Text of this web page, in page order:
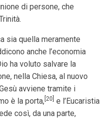
di persone, che
sia quella meramente
anche l’economia
ha voluto salvare la
nella Chiesa, al nuovo
avviene tramite i
è la porta, [20] e l’Eucaristia
così, da una parte,